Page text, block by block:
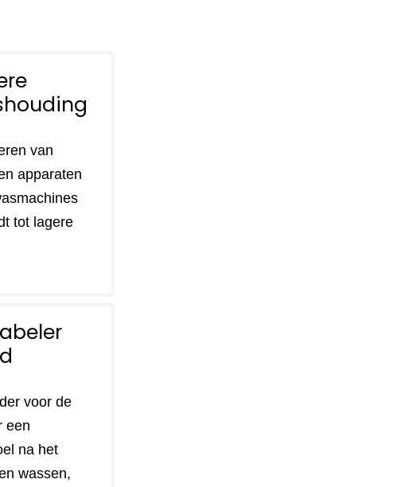
van
apparaten
tot lagere
voor de
een
na het
wassen,